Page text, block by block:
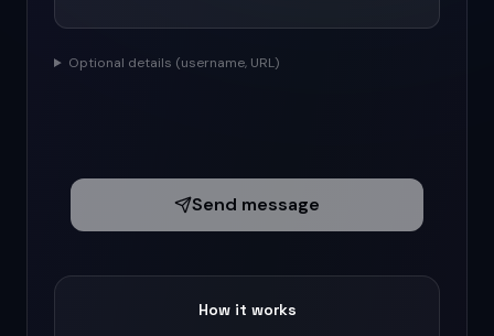
Optional details (username, URL)
Send message
How it works